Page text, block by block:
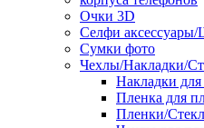
Очки 3D
Селфи
Сумки фото
Чехлы/Накладки/
Накладки для
Пленка для
Пленки/